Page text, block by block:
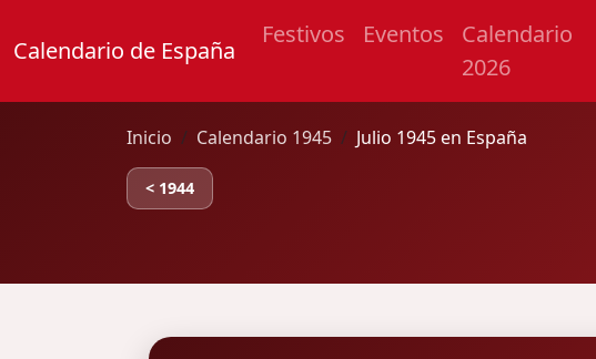
Calendario de España
Festivos Eventos
Calendario
2026
Inicio Calendario 1945 Julio 1945 en España
< 1944